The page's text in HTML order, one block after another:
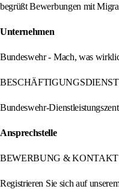
begrüßt Bewerbungen mit
Unternehmen
Bundeswehr - Mach, was
Bundeswehr-
Ansprechstelle
BEWERBUNG & KONTAKT
Registrieren Sie sich auf